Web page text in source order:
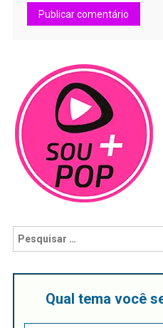
Qual tema você